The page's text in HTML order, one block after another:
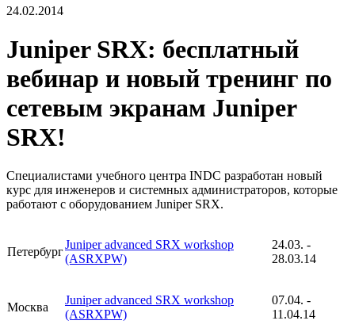
24.02.2014
Juniper SRX: бесплатный
вебинар и новый тренинг по
сетевым экранам Juniper
SRX!
Специалистами учебного центра INDC разработан новый
курс для инженеров и системных администраторов, которые
работают с оборудованием Juniper SRX.
Петербург
Juniper advanced SRX workshop
(ASRXPW)
24.03. -
28.03.14
Москва
Juniper advanced SRX workshop
(ASRXPW)
07.04. -
11.04.14